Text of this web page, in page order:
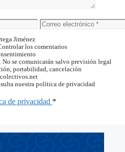
Correo
electrónico
Jiménez
los comentarios
se comunicarán salvo previsión legal
portabilidad, cancelación
nuestra política de privacidad
de privacidad *